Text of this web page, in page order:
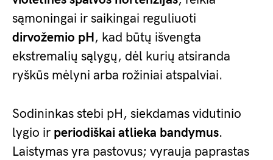
sąmoningai ir saikingai reguliuoti
dirvožemio pH, kad būtų išvengta
ekstremalių sąlygų, dėl kurių atsiranda
ryškūs mėlyni arba rožiniai atspalviai.
Sodininkas stebi pH, siekdamas vidutinio
lygio ir periodiškai atlieka bandymus.
Laistymas yra pastovus; vyrauja paprastas